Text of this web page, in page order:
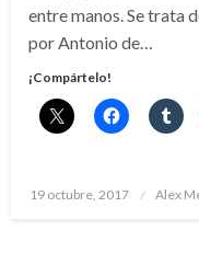
entre manos. Se trata
por Antonio de…
¡Compártelo!
Publicado
19 octubre, 2017 Alex